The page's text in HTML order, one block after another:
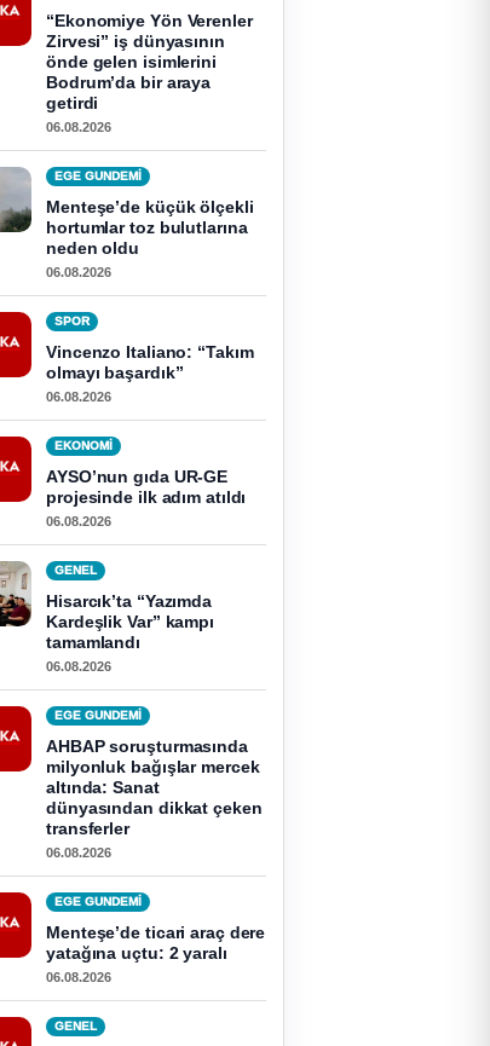
“Ekonomiye Yön Verenler
Zirvesi” iş dünyasının
önde gelen isimlerini
Bodrum’da bir araya
getirdi
06.08.2026
EGE GUNDEMİ
Menteşe’de küçük ölçekli
hortumlar toz bulutlarına
neden oldu
06.08.2026
SPOR
Vincenzo Italiano: “Takım
olmayı başardık”
06.08.2026
EKONOMI
AYSO’nun gıda UR-GE
projesinde ilk adım atıldı
06.08.2026
GENEL
Hisarcık’ta “Yazımda
Kardeşlik Var” kampı
tamamlandı
06.08.2026
EGE GUNDEMİ
AHBAP soruşturmasında
milyonluk bağışlar mercek
altında: Sanat
dünyasından dikkat çeken
transferler
06.08.2026
EGE GUNDEMİ
Menteşe’de ticari araç dere
yatağına uçtu: 2 yaralı
06.08.2026
GENEL